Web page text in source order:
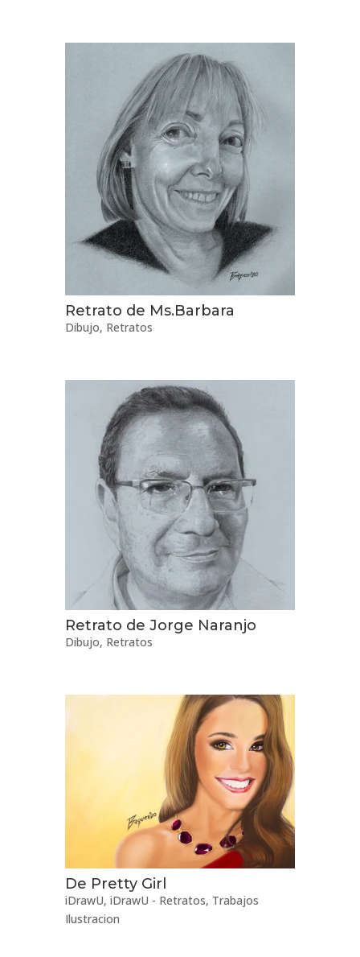
Retrato de Ms.Barbara
Dibujo, Retratos
Retrato de Jorge Naranjo
Dibujo, Retratos
De Pretty Girl
iDrawU, iDrawU - Retratos, Trabajos
Ilustracion